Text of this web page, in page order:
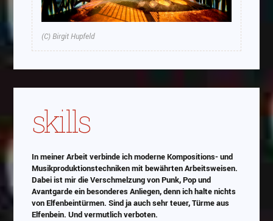
(C) Birgit Hupfeld
skills
In meiner Arbeit verbinde ich moderne Kompositions- und
Musikproduktionstechniken mit bewährten Arbeitsweisen.
Dabei ist mir die Verschmelzung von Punk, Pop und
Avantgarde ein besonderes Anliegen, denn ich halte nichts
von Elfenbeintürmen. Sind ja auch sehr teuer, Türme aus
Elfenbein. Und vermutlich verboten.